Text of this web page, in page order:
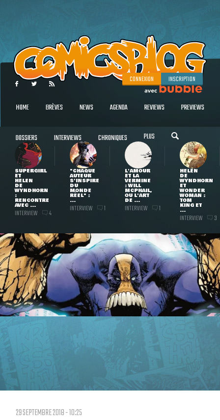
CONNEXION INSCRIPTION
HOME BRÈVES NEWS AGENDA REVIEWS PREVIEWS
DOSSIERS INTERVIEWS CHRONIQUES PLUS
SUPERGIRL
ET
HELEN
DE
WYNDHORN
:
RENCONTRE
AVEC ...
INTERVIEW 4
"CHAQUE
AUTEUR
S'INSPIRE
DU
MONDE
RÉEL" :
...
INTERVIEW 1
L'AMOUR
ET LA
VERMINE
: WILL
MCPHAIL,
OU L'ART
DE ...
INTERVIEW 1
HELEN
DE
WYNDHORN
ET
WONDER
WOMAN :
TOM
KING ET
...
INTERVIEW 3
29 SEPTEMBRE 2018 - 10:25